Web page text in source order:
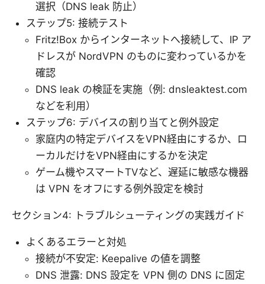
選択（DNS leak 防止）
ステップ5: 接続テスト
Fritz!Box からインターネットへ接続して、IP ア
ドレスが NordVPN のものに変わっているかを
確認
DNS leak の検証を実施（例: dnsleaktest.com
などを利用）
ステップ6: デバイスの割り当てと例外設定
家庭内の特定デバイスをVPN経由にするか、ロ
ーカルだけをVPN経由にするかを決定
ゲーム機やスマートTVなど、遅延に敏感な機器
は VPN をオフにする例外設定を検討
セクション4: トラブルシューティングの実践ガイド
よくあるエラーと対処
接続が不安定: Keepalive の値を調整
DNS 泄露: DNS 設定を VPN 側の DNS に固定